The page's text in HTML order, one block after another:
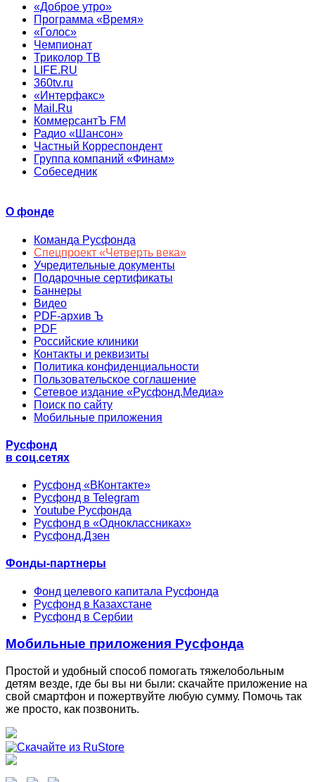
«Доброе утро»
Программа «Время»
«Голос»
Чемпионат
Триколор ТВ
LIFE.RU
360tv.ru
«Интерфакс»
Mail.Ru
КоммерсантЪ FM
Радио «Шансон»
Частный Корреспондент
Группа компаний «Финам»
Собеседник
О фонде
Команда Русфонда
Спецпроект «Четверть века»
Учредительные документы
Подарочные сертификаты
Баннеры
Видео
PDF-архив Ъ
PDF
Российские клиники
Контакты и реквизиты
Политика конфиденциальности
Пользовательское соглашение
Сетевое издание «Русфонд.Медиа»
Поиск по сайту
Мобильные приложения
Русфонд
в соц.сетях
Русфонд «ВКонтакте»
Русфонд в Telegram
Youtube Русфонда
Русфонд в «Одноклассниках»
Русфонд.Дзен
Фонды-партнеры
Фонд целевого капитала Русфонда
Русфонд в Казахстане
Русфонд в Сербии
Мобильные приложения Русфонда
Простой и удобный способ помогать тяжелобольным
детям везде, где бы вы ни были: скачайте приложение на
свой смартфон и пожертвуйте любую сумму. Помочь так
же просто, как позвонить.